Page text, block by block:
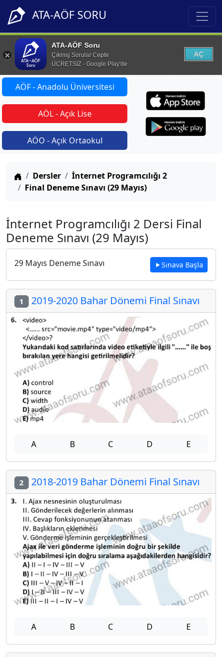
ATA-AÖF SORU
ATA-AÖF Soru
Çıkmış Sorular Cepte
ÜCRETSİZ - Google Play'de
AÇ
AÖF - Anadolu Üniversitesi
AÖL - Açık Lise
AÖO - Açık Ortaokul
Anasayfa
Dersler
İnternet Programcılığı 2
Final Deneme Sınavı (29 Mayıs)
İnternet Programcılığı 2 Dersi Final
Deneme Sınavı (29 Mayıs)
29 Mayıs Deneme Sınavı Sınava Başla
1 2019-2020 Bahar Dönemi Final Sınavı
A B C D E
2 2018-2019 Bahar Dönemi Final Sınavı
A B C D E